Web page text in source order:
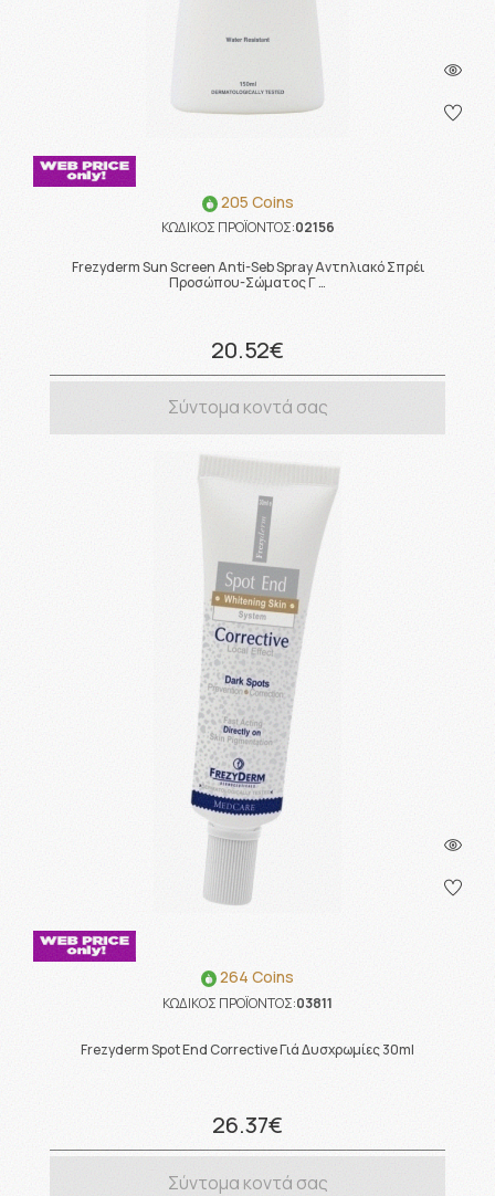
205 Coins
ΚΩΔΙΚΟΣ ΠΡΟΪΟΝΤΟΣ:02156
Frezyderm Sun Screen Anti-Seb Spray Αντηλιακό Σπρέι
Προσώπου-Σώματος Γ …
20.52€
Σύντομα κοντά σας
264 Coins
ΚΩΔΙΚΟΣ ΠΡΟΪΟΝΤΟΣ:03811
Frezyderm Spot End Corrective Γιά Δυσχρωμίες 30ml
26.37€
Σύντομα κοντά σας